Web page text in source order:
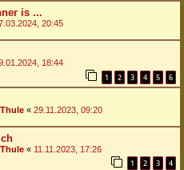
is ...
20:45
18:44
1 2 3 4 5 6
« 29.11.2023, 09:20
« 11.11.2023, 17:26
1 2 3 4